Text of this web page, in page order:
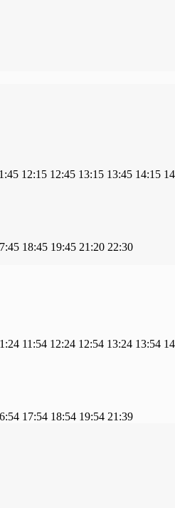
12:15 12:45 13:15 13:45 14:15
18:45 19:45 21:20 22:30
11:54 12:24 12:54 13:24 13:54
17:54 18:54 19:54 21:39